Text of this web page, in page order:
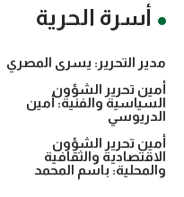
أسرة الحرية
مدير التحرير: يسرى المصري
أمين تحرير الشؤون
السياسية والفنية: أمين
الدريوسي
أمين تحرير الشؤون
الاقتصادية والثقافية
والمحلية: باسم المحمد